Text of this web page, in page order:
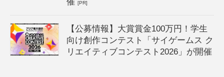
[PR]
【公募情報】大賞賞金100万円！学生
向け創作コンテスト「サイゲームス ク
リエイティブコンテスト2026」が開催